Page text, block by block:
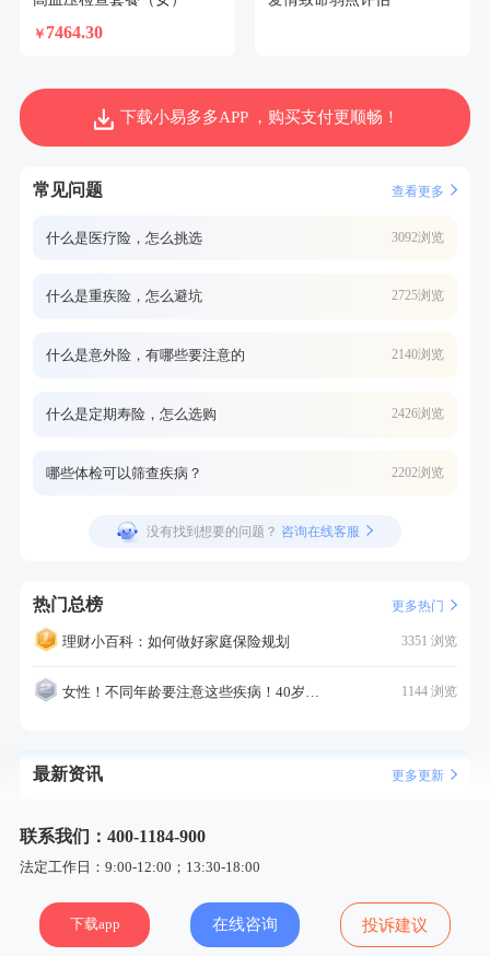
￥ 7464.30
下载小易多多APP ，购买支付更顺畅！
常见问题 查看更多
什么是医疗险，怎么挑选 3092浏览
什么是重疾险，怎么避坑 2725浏览
什么是意外险，有哪些要注意的 2140浏览
什么是定期寿险，怎么选购 2426浏览
哪些体检可以筛查疾病？ 2202浏览
没有找到想要的问题？ 咨询在线客服
热门总榜 更多热门
理财小百科：如何做好家庭保险规划 3351 浏览
女性！不同年龄要注意这些疾病！40岁的这个疾病最需要注意！ 1144 浏览
最新资讯 更多更新
联系我们：400-1184-900
法定工作日：9:00-12:00；13:30-18:00
下载app 在线咨询 投诉建议